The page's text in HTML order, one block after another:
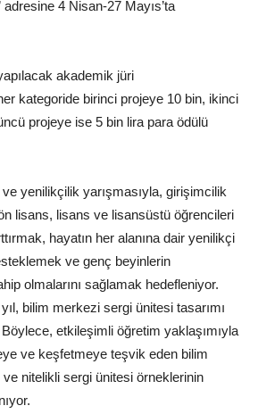
adresine 4 Nisan-27 Mayıs’ta
akademik jüri
kategoride birinci projeye 10 bin, ikinci
projeye ise 5 bin lira para ödülü
yenilikçilik yarışmasıyla, girişimcilik
lisans, lisans ve lisansüstü öğrencileri
hayatın her alanına dair yenilikçi
ve genç beyinlerin
olmalarını sağlamak hedefleniyor.
bilim merkezi sergi ünitesi tasarımı
etkileşimli öğretim yaklaşımıyla
ve keşfetmeye teşvik eden bilim
nitelikli sergi ünitesi örneklerinin